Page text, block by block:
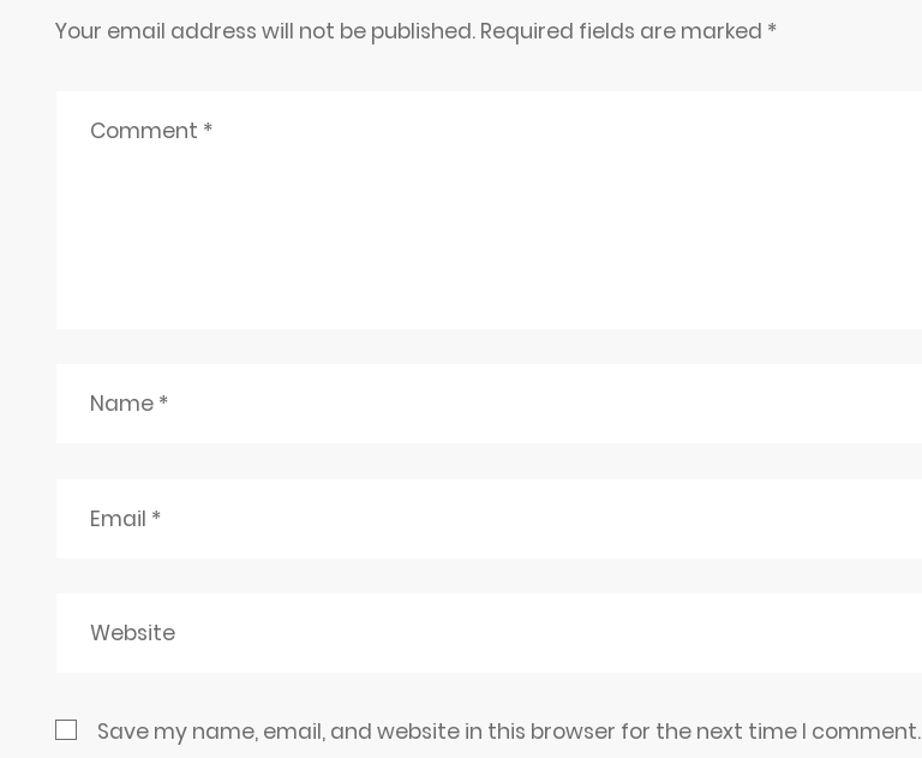
Your email address will not be published. Required fields are marked *
Save my name, email, and website in this browser for the next time I comment.